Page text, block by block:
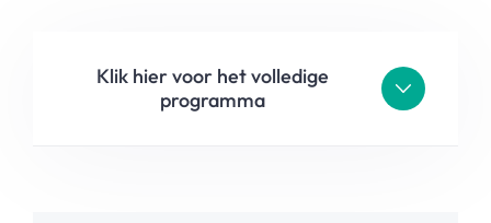
Klik hier voor het volledige
programma